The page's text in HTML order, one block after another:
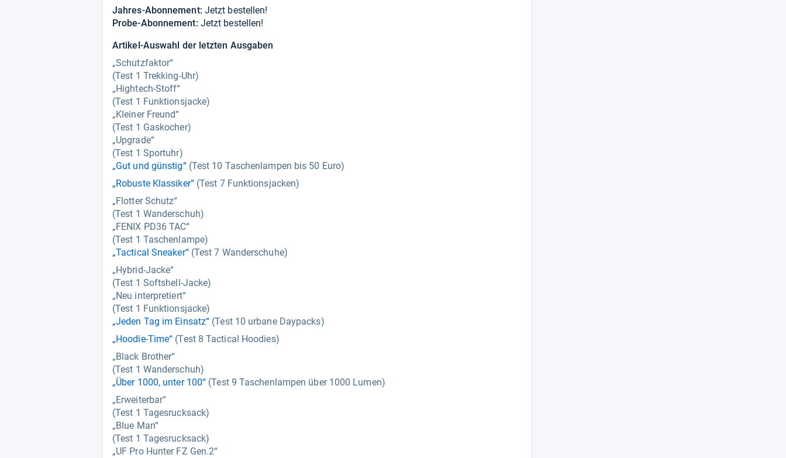
Jahres-Abonnement: Jetzt bestellen!
Probe-Abonnement: Jetzt bestellen!
Artikel-Auswahl der letzten Ausgaben
„Schutzfaktor“
(Test 1 Trekking-Uhr)
„Hightech-Stoff“
(Test 1 Funktionsjacke)
„Kleiner Freund“
(Test 1 Gaskocher)
„Upgrade“
(Test 1 Sportuhr)
„Gut und günstig“(Test 10 Taschenlampen bis 50 Euro)
„Robuste Klassiker“(Test 7 Funktionsjacken)
„Flotter Schutz“
(Test 1 Wanderschuh)
„FENIX PD36 TAC“
(Test 1 Taschenlampe)
„Tactical Sneaker“(Test 7 Wanderschuhe)
„Hybrid-Jacke“
(Test 1 Softshell-Jacke)
„Neu interpretiert“
(Test 1 Funktionsjacke)
„Jeden Tag im Einsatz“ (Test 10 urbane Daypacks)
„Hoodie-Time“ (Test 8 Tactical Hoodies)
„Black Brother“
(Test 1 Wanderschuh)
„Über 1000, unter 100“ (Test 9 Taschenlampen über 1000 Lumen)
„Erweiterbar“
(Test 1 Tagesrucksack)
„Blue Man“
(Test 1 Tagesrucksack)
„UF Pro Hunter FZ Gen.2“